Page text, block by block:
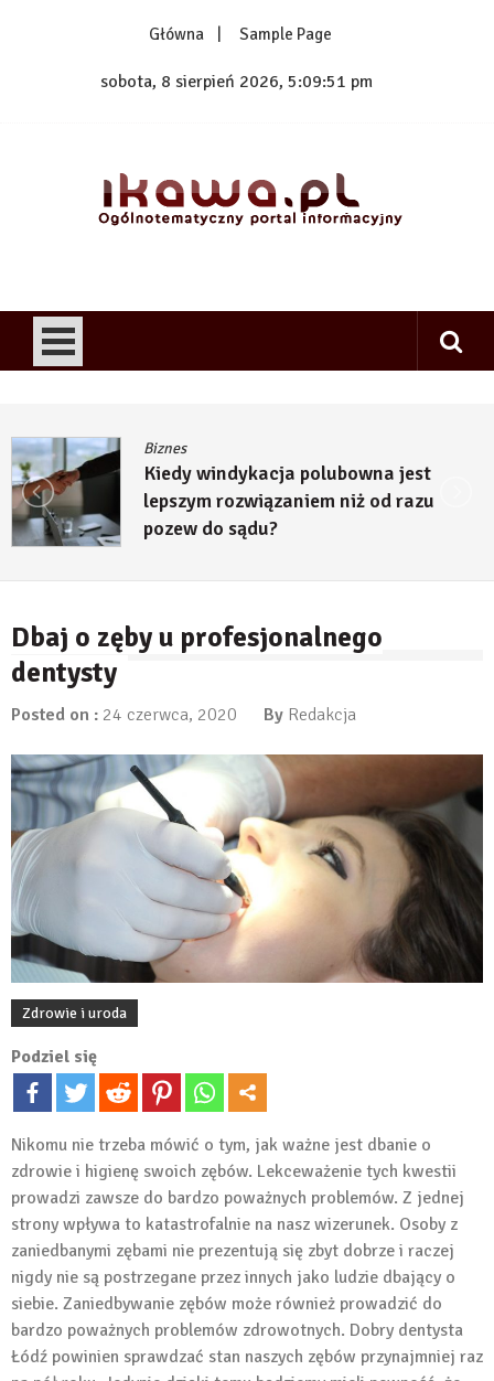
Główna Sample Page
sobota, 8 sierpień 2026, 5:09:52 pm
Biznes
Kiedy windykacja polubowna jest
lepszym rozwiązaniem niż od razu
pozew do sądu?
Dbaj o zęby u profesjonalnego
dentysty
Posted on : 24 czerwca, 2020 By Redakcja
Zdrowie i uroda
Podziel się
Nikomu nie trzeba mówić o tym, jak ważne jest dbanie o
zdrowie i higienę swoich zębów. Lekceważenie tych kwestii
prowadzi zawsze do bardzo poważnych problemów. Z jednej
strony wpływa to katastrofalnie na nasz wizerunek. Osoby z
zaniedbanymi zębami nie prezentują się zbyt dobrze i raczej
nigdy nie są postrzegane przez innych jako ludzie dbający o
siebie. Zaniedbywanie zębów może również prowadzić do
bardzo poważnych problemów zdrowotnych. Dobry dentysta
Łódź powinien sprawdzać stan naszych zębów przynajmniej raz